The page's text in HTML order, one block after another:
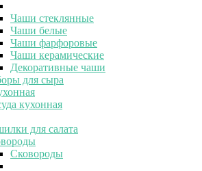
Чаши стеклянные
Чаши белые
Чаши фарфоровые
Чаши керамические
Декоративные чаши
для сыра
кухонная
для салата
Сковороды